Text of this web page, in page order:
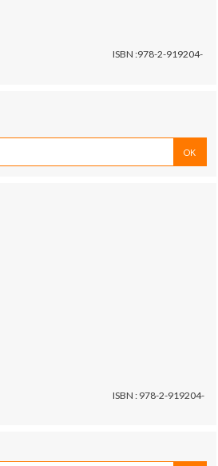
ISBN :978-2-919204-
ISBN : 978-2-919204-